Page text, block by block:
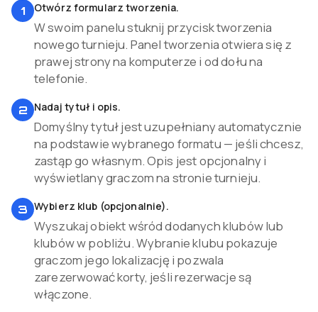
1 Otwórz formularz tworzenia.
W swoim panelu stuknij przycisk tworzenia
nowego turnieju. Panel tworzenia otwiera się z
prawej strony na komputerze i od dołu na
telefonie.
2 Nadaj tytuł i opis.
Domyślny tytuł jest uzupełniany automatycznie
na podstawie wybranego formatu — jeśli chcesz,
zastąp go własnym. Opis jest opcjonalny i
wyświetlany graczom na stronie turnieju.
3 Wybierz klub (opcjonalnie).
Wyszukaj obiekt wśród dodanych klubów lub
klubów w pobliżu. Wybranie klubu pokazuje
graczom jego lokalizację i pozwala
zarezerwować korty, jeśli rezerwacje są
włączone.